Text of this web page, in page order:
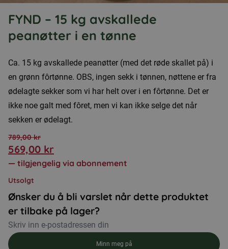
FYND – 15 kg avskallede
peanøtter i en tønne
Ca. 15 kg avskallede peanøtter (med det røde skallet på) i
en grønn fôrtønne. OBS, ingen sekk i tønnen, nøttene er fra
ødelagte sekker som vi har helt over i en fôrtønne. Det er
ikke noe galt med fôret, men vi kan ikke selge det når
sekken er ødelagt.
789,00kr
Opprinnelig
789,00 kr.
569,00 kr
Nåværende
569,00 kr.
— tilgjengelig via abonnement
Utsolgt
Ønsker du å bli varslet når dette produktet
er tilbake på lager?
Minn meg på